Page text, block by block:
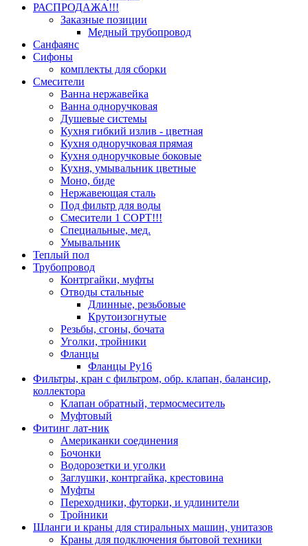
РАСПРОДАЖА!!!
Заказные позиции
Медный трубопровод
Санфаянс
Сифоны
комплекты для сборки
Смесители
Ванна нержавейка
Ванна одноручковая
Душевые системы
Кухня гибкий излив - цветная
Кухня одноручковая прямая
Кухня одноручковые боковые
Кухня, умывальник цветные
Моно, биде
Нержавеющая сталь
Под фильтр для воды
Смесители 1 СОРТ!!!
Специальные, мед.
Умывальник
Теплый пол
Трубопровод
Контргайки, муфты
Отводы стальные
Длинные, резьбовые
Крутоизогнутые
Резьбы, сгоны, бочата
Уголки, тройники
Фланцы
Фланцы Ру16
Фильтры, кран с фильтром, обр. клапан, балансир,
коллектора
Клапан обратный, термосмеситель
Муфтовый
Фитинг лат-ник
Американки соединения
Бочонки
Водорозетки и уголки
Заглушки, контргайка, крестовина
Муфты
Переходники, футорки, и удлинители
Тройники
Шланги и краны для стиральных машин, унитазов
Краны для подключения бытовой техники